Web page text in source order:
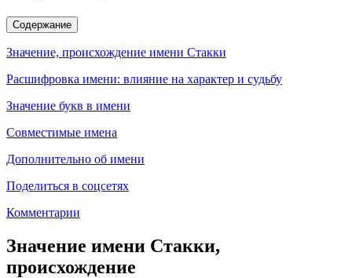
Содержание
Значение, происхождение имени Стакки
Расшифровка имени: влияние на характер и судьбу
Значение букв в имени
Совместимые имена
Дополнительно об имени
Поделиться в соцсетях
Комментарии
Значение имени Стакки,
происхождение